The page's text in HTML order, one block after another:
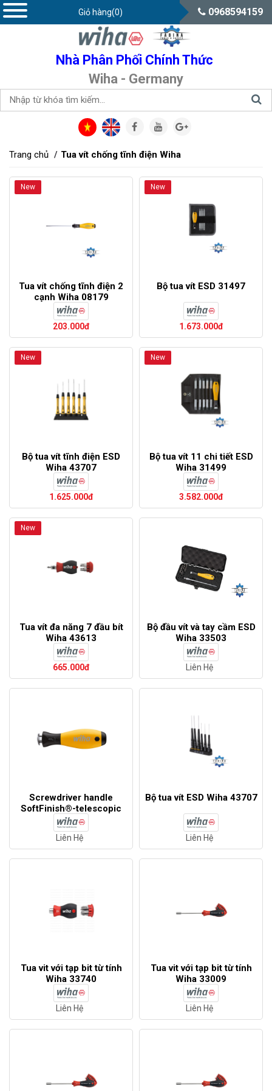
0968594159
Nhà Phân Phối Chính Thức
Wiha - Germany
Giỏ hàng(0)
Trang chủ Tua vít chống tĩnh điện Wiha
New
Tua vít chống tĩnh điện 2
cạnh Wiha 08179
203.000đ
New
Bộ tua vít ESD 31497
1.673.000đ
New
Bộ tua vít tĩnh điện ESD
Wiha 43707
1.625.000đ
New
Bộ tua vít 11 chi tiết ESD
Wiha 31499
3.582.000đ
New
Tua vít đa năng 7 đầu bít
Wiha 43613
665.000đ
Bộ đầu vít và tay cầm ESD
Wiha 33503
Liên Hệ
Screwdriver handle
SoftFinish®-telescopic
ESD 31496
Liên Hệ
Bộ tua vít ESD Wiha 43707
Liên Hệ
Tua vit với tạp bit từ tính
Wiha 33740
Liên Hệ
Tua vit với tạp bit từ tính
Wiha 33009
Liên Hệ